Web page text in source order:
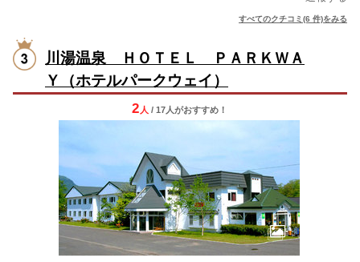
すべてのクチコミ(6 件)をみる
川湯温泉 ＨＯＴＥＬ ＰＡＲＫＷＡ
Ｙ（ホテルパークウェイ）
2 人 / 17人がおすすめ！